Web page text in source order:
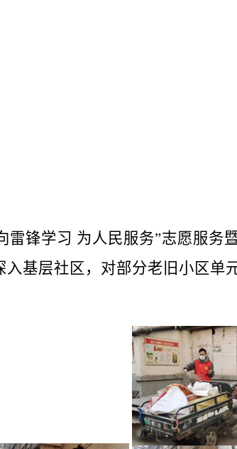
学习 为人民服务”志愿服务
基层社区，对部分老旧小区单